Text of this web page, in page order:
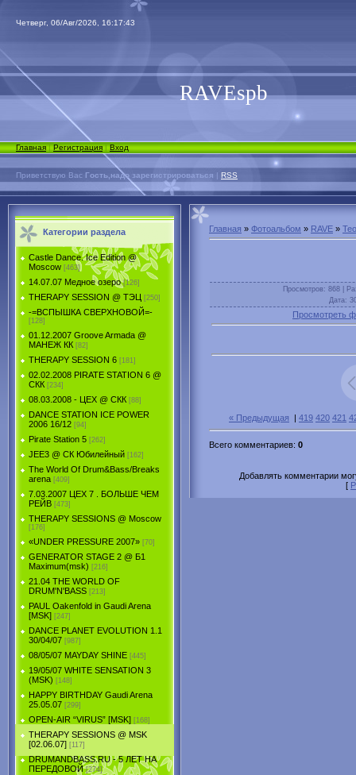
Четверг, 06/Авг/2026, 16:17:43
RAVEspb
Главная|Регистрация|Вход
Приветствую Вас Гость,надо зарегистрироваться | RSS
Категории раздела
Castle Dance. Ice Еdition @
Moscow [463]
14.07.07 Медное озеро [126]
THERAPY SESSION @ ТЭЦ [250]
-=ВСПЫШКА СВЕРХНОВОЙ=-
[128]
01.12.2007 Groove Armada @
МАНЕЖ КК [82]
THERAPY SESSION 6 [181]
02.02.2008 PIRATE STATION 6 @
СКК [234]
08.03.2008 - ЦЕХ @ СКК [88]
DANCE STATION ICE POWER
2006 16/12 [94]
Pirate Station 5 [262]
JEE3 @ СК Юбилейный [162]
The World Of Drum&Bass/Breaks
arena [409]
7.03.2007 ЦЕХ 7 . БОЛЬШЕ ЧЕМ
РЕЙВ [473]
THERAPY SESSIONS @ Moscow
[176]
«UNDER PRESSURE 2007» [70]
GENERATOR STAGE 2 @ Б1
Maximum(msk) [216]
21.04 THE WORLD OF
DRUM'N'BASS [213]
PAUL Oakenfold in Gaudi Arena
[MSK] [247]
DANCE PLANET EVOLUTION 1.1
30/04/07 [987]
08/05/07 MAYDAY SHINE [445]
19/05/07 WHITE SENSATION 3
(MSK) [148]
HAPPY BIRTHDAY Gaudi Arena
25.05.07 [299]
OPEN-AIR “VIRUS” [MSK] [168]
THERAPY SESSIONS @ MSK
[02.06.07] [117]
DRUMANDBASS.RU - 5 ЛЕТ НА
ПЕРЕДОВОЙ [274]
Главная » Фотоальбом » RAVE »
Просмотров: 868 |
Дата :
Просмотреть
« Предыдущая | 419 420 421
Всего комментариев: 0
Добавлять комментарии
[